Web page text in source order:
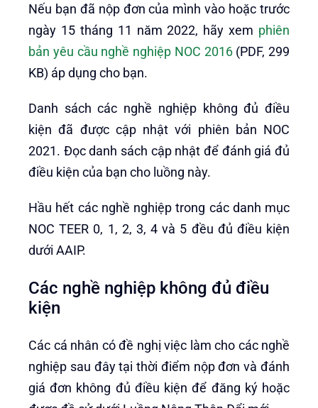
Nếu bạn đã nộp đơn của mình vào hoặc trước
ngày 15 tháng 11 năm 2022, hãy xem phiên
bản yêu cầu nghề nghiệp NOC 2016(PDF, 299
KB) áp dụng cho bạn.
Danh sách các nghề nghiệp không đủ điều
kiện đã được cập nhật với phiên bản NOC
2021. Đọc danh sách cập nhật để đánh giá đủ
điều kiện của bạn cho luồng này.
Hầu hết các nghề nghiệp trong các danh mục
NOC TEER 0, 1, 2, 3, 4 và 5 đều đủ điều kiện
dưới AAIP.
Các nghề nghiệp không đủ điều
kiện
Các cá nhân có đề nghị việc làm cho các nghề
nghiệp sau đây tại thời điểm nộp đơn và đánh
giá đơn không đủ điều kiện để đăng ký hoặc